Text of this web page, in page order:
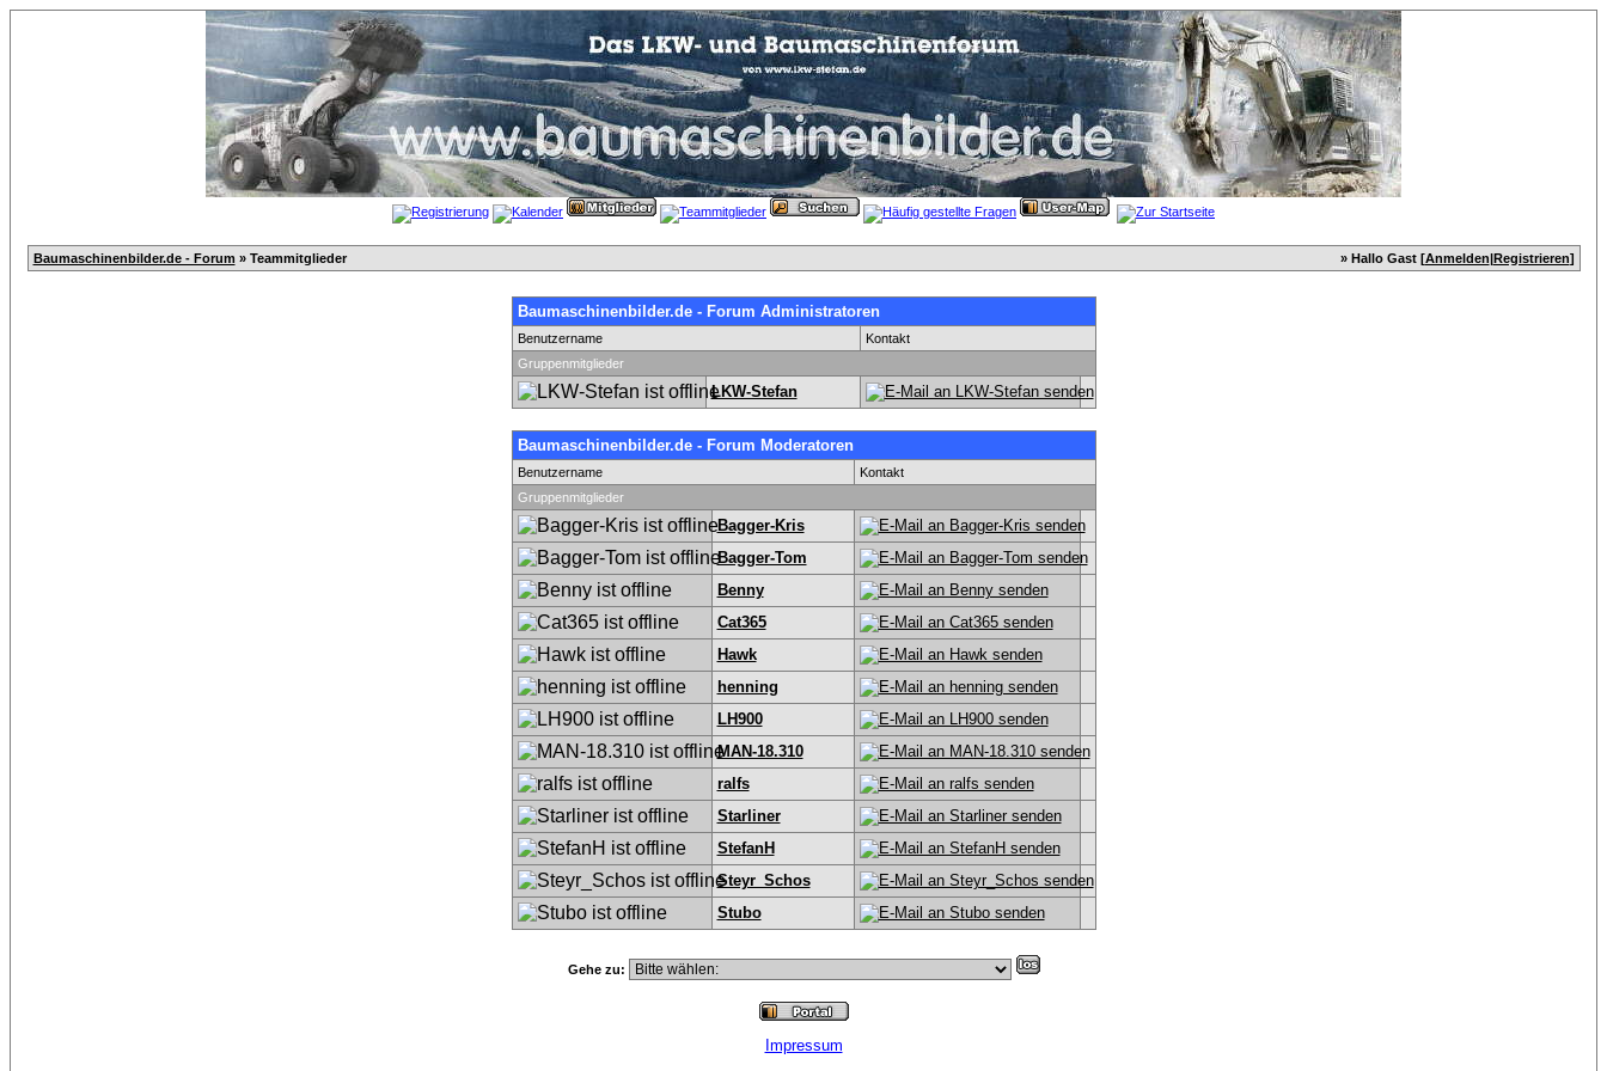
Baumaschinenbilder.de - Forum » Teammitglieder » Hallo Gast [Anmelden|Registrieren]
Baumaschinenbilder.de - Forum Administratoren
Benutzername
Kontakt
Gruppenmitglieder
LKW-Stefan
Baumaschinenbilder.de - Forum Moderatoren
Benutzername
Kontakt
Gruppenmitglieder
Bagger-Kris
Bagger-Tom
Benny
Cat365
Hawk
henning
LH900
MAN-18.310
ralfs
Starliner
StefanH
Steyr_Schos
Stubo
Gehe zu:
Impressum